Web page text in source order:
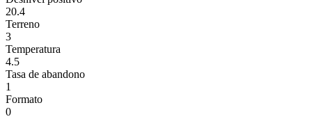
20.4
Terreno
3
Temperatura
4.5
Tasa de abandono
1
Formato
0